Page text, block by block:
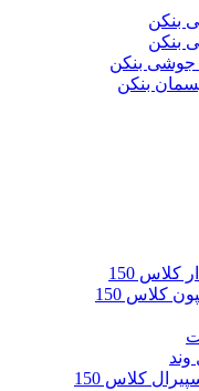
بنکن
بنکن
بنکن
بنکن
کلاس 150
کلاس 150
کلاس 150